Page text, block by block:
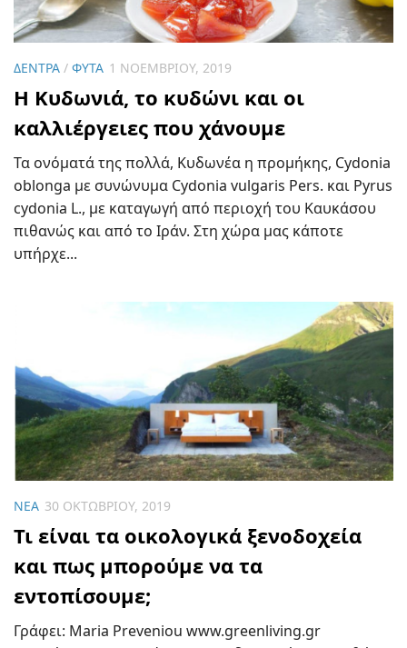
ΔΈΝΤΡΑ / ΦΥΤΆ 1 ΝΟΕΜΒΡΊΟΥ, 2019
Η Κυδωνιά, το κυδώνι και οι
καλλιέργειες που χάνουμε
Τα ονόματά της πολλά, Κυδωνέα η προμήκης, Cydonia
oblonga με συνώνυμα Cydonia vulgaris Pers. και Pyrus
cydonia L., με καταγωγή από περιοχή του Καυκάσου
πιθανώς και από το Ιράν. Στη χώρα μας κάποτε
υπήρχε...
ΝΈΑ 30 ΟΚΤΩΒΡΊΟΥ, 2019
Τι είναι τα οικολογικά ξενοδοχεία
και πως μπορούμε να τα
εντοπίσουμε;
Γράφει: Maria Preveniou www.greenliving.gr